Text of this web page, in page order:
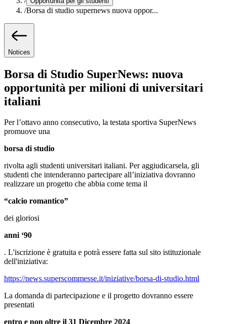
/Borsa di studio supernews nuova oppor...
Notices
Borsa di Studio SuperNews: nuova
opportunità per milioni di universitari
italiani
Per l’ottavo anno consecutivo, la testata sportiva SuperNews
promuove una
borsa di studio
rivolta agli studenti universitari italiani. Per aggiudicarsela, gli
studenti che intenderanno partecipare all’iniziativa dovranno
realizzare un progetto che abbia come tema il
“calcio romantico”
dei gloriosi
anni ‘90
. L'iscrizione è gratuita e potrà essere fatta sul sito istituzionale
dell'iniziativa:
https://news.superscommesse.it/iniziative/borsa-di-studio.html
La domanda di partecipazione e il progetto dovranno essere
presentati
entro e non oltre il 31 Dicembre 2024